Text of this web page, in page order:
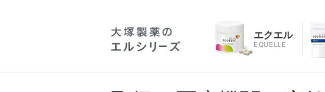
エクエル
EQUELLE